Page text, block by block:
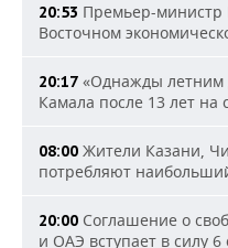
20:53 Премьер-министр
Восточном
20:17 «Однажды летним
Камала после 13 лет на
08:00 Жители Казани,
потребляют
20:00 Соглашение о
и ОАЭ вступает в силу 6